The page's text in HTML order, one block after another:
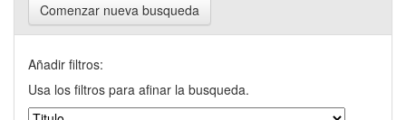
Comenzar nueva busqueda
Añadir filtros:
Usa los filtros para afinar la busqueda.